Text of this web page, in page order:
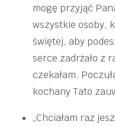
mogę przyjąć
wszystkie osoby,
świętej, aby
serce zadrżało z
czekałam.
kochany Tato
„Chciałam raz